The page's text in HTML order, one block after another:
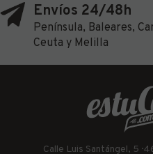
Envíos 24/48h
Península, Baleares,
Ceuta y Melilla
Calle Luis Santángel, 5 ·